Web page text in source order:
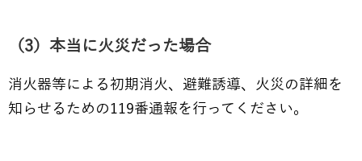
（3）本当に火災だった場合
消火器等による初期消火、避難誘導、火災の詳細を
知らせるための119番通報を行ってください。